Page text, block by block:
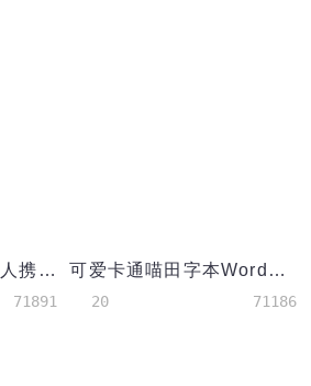
可爱卡通元素圣诞老人携手麋鹿雪人祝福贺卡
71891
可爱卡通喵田字本Word模板
20 71186